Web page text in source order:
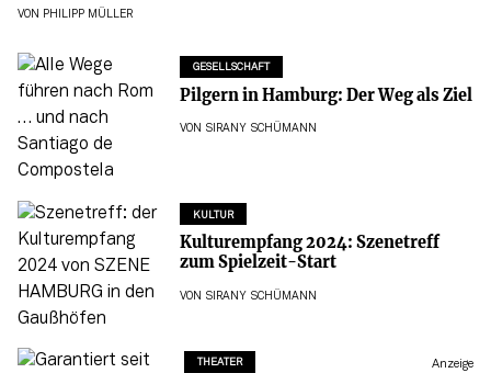
VON PHILIPP MÜLLER
GESELLSCHAFT
Pilgern in Hamburg: Der Weg als Ziel
VON SIRANY SCHÜMANN
KULTUR
Kulturempfang 2024: Szenetreff
zum Spielzeit-Start
VON SIRANY SCHÜMANN
THEATER Anzeige